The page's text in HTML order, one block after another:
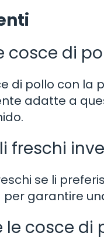
cosce di
di pollo con la
adatte a
freschi
se li
garantire
le cosce